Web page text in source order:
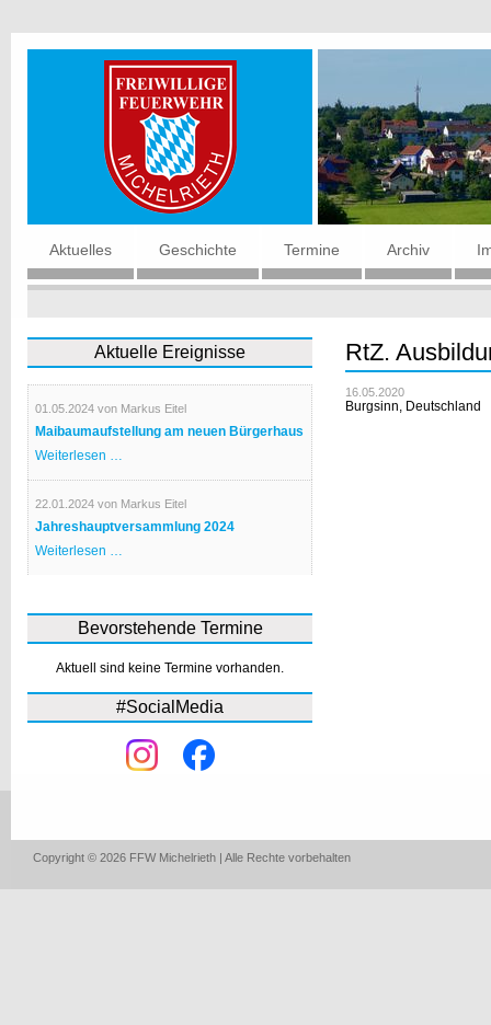
Navigation
überspringen
Aktuelles Geschichte Termine Archiv
RtZ.
16.05.2020
Burgsinn, Deutschland
Aktuelle Ereignisse
01.05.2024 von Markus Eitel
Maibaumaufstellung am neuen Bürgerhaus
Weiterlesen …
neuen
Bürgerhaus
22.01.2024 von Markus Eitel
Jahreshauptversammlung 2024
Weiterlesen …
Bevorstehende Termine
Aktuell sind keine Termine vorhanden.
#SocialMedia
Copyright © 2026 FFW Michelrieth | Alle Rechte vorbehalten